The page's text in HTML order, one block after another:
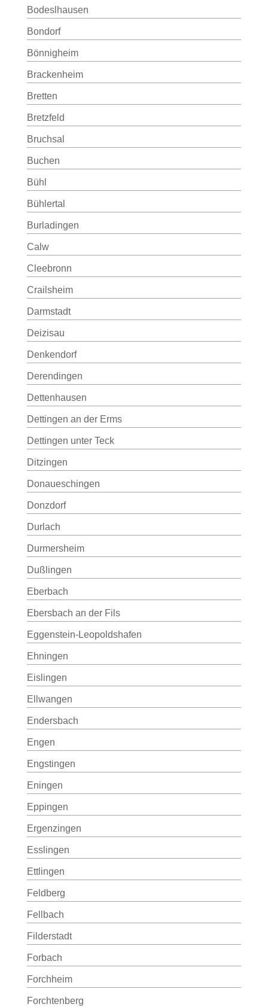
Bodeslhausen
Bondorf
Bönnigheim
Brackenheim
Bretten
Bretzfeld
Bruchsal
Buchen
Bühl
Bühlertal
Burladingen
Calw
Cleebronn
Crailsheim
Darmstadt
Deizisau
Denkendorf
Derendingen
Dettenhausen
Dettingen an der Erms
Dettingen unter Teck
Ditzingen
Donaueschingen
Donzdorf
Durlach
Durmersheim
Dußlingen
Eberbach
Ebersbach an der Fils
Eggenstein-Leopoldshafen
Ehningen
Eislingen
Ellwangen
Endersbach
Engen
Engstingen
Eningen
Eppingen
Ergenzingen
Esslingen
Ettlingen
Feldberg
Fellbach
Filderstadt
Forbach
Forchheim
Forchtenberg